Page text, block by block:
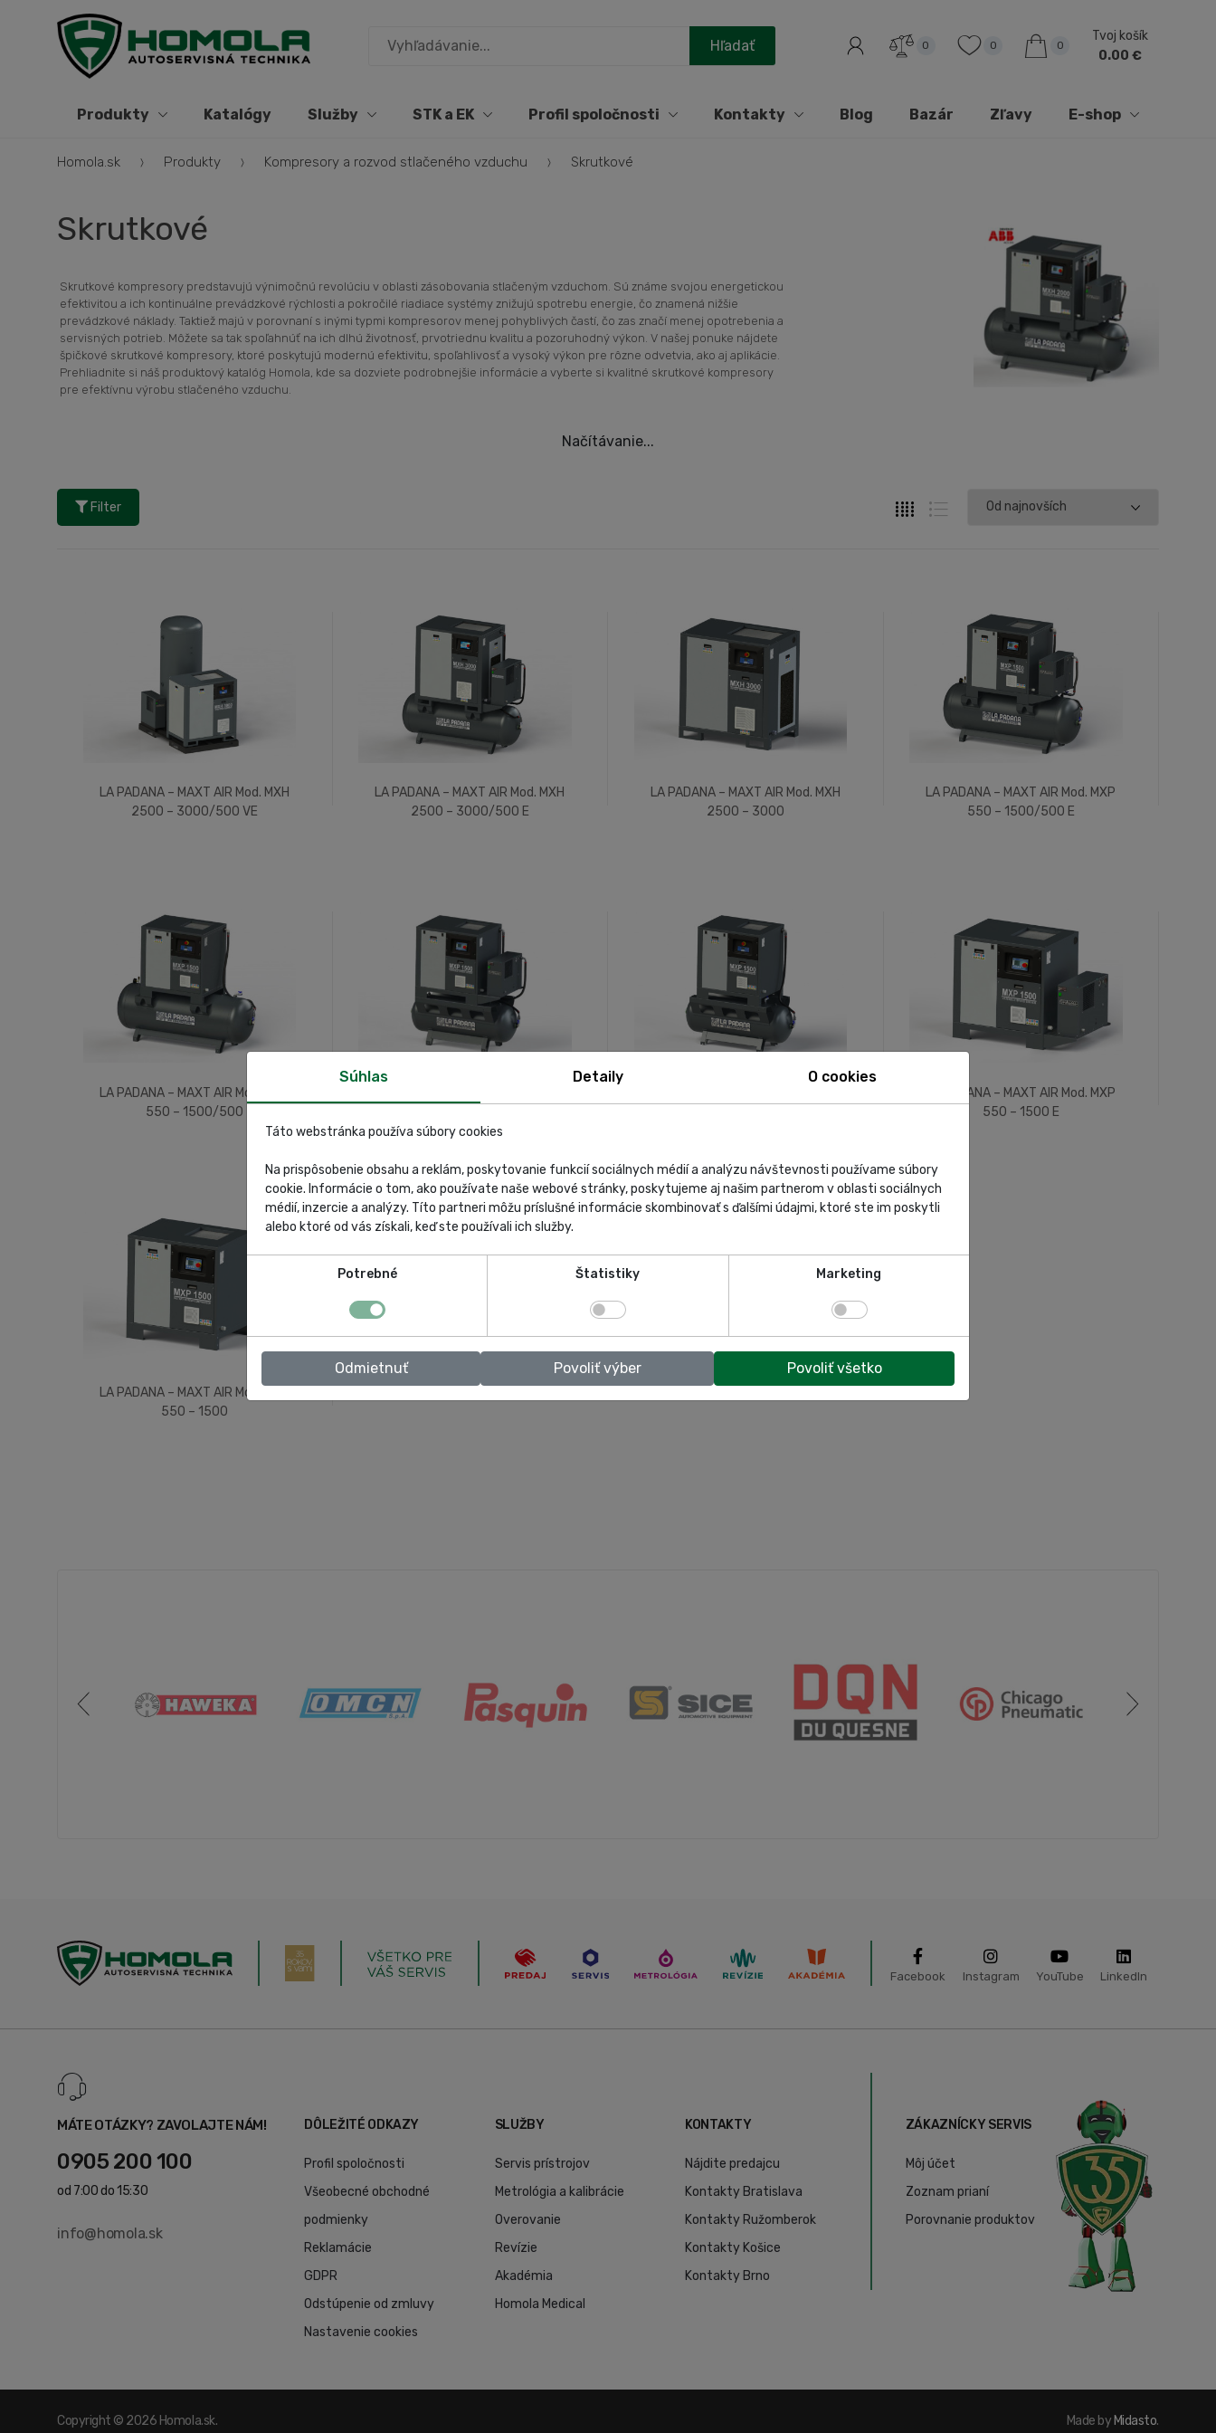
0 0 0
Tvoj košík
0.00 €
Produkty Katalógy Služby STK a EK Profil spoločnosti Kontakty Blog Bazár Zľavy E-shop
Homola.sk Produkty Kompresory a rozvod stlačeného vzduchu Skrutkové
Skrutkové
Skrutkové kompresory predstavujú výnimočnú revolúciu v oblasti zásobovania stlačeným vzduchom. Sú známe svojou energetickou
efektivitou a ich kontinuálne prevádzkové rýchlosti a pokročilé riadiace systémy znižujú spotrebu energie, čo znamená nižšie
prevádzkové náklady. Taktiež majú v porovnaní s inými typmi kompresorov menej pohyblivých častí, čo zas značí menej opotrebenia a
servisných potrieb. Môžete sa tak spoľahnúť na ich dlhú životnosť, prvotriednu kvalitu a pozoruhodný výkon. V našej ponuke nájdete
špičkové skrutkové kompresory, ktoré poskytujú modernú efektivitu, spoľahlivosť a vysoký výkon pre rôzne odvetvia, ako aj aplikácie.
Prehliadnite si náš produktový katalóg Homola, kde sa dozviete podrobnejšie informácie a vyberte si kvalitné skrutkové kompresory
pre efektívnu výrobu stlačeného vzduchu.
Načítávanie...
Filter
LA PADANA – MAXT AIR Mod. MXH
2500 – 3000/500 VE
LA PADANA – MAXT AIR Mod. MXH
2500 – 3000/500 E
LA PADANA – MAXT AIR Mod. MXH
2500 – 3000
LA PADANA – MAXT AIR Mod. MXP
550 – 1500/500 E
LA PADANA – MAXT AIR Mod. MXP
550 – 1500/500
LA PADANA – MAXT AIR Mod. MXP
550 – 1500 E
LA PADANA – MAXT AIR Mod. MXP
550 – 1500
Facebook Instagram YouTube LinkedIn
MÁTE OTÁZKY? ZAVOLAJTE NÁM!
0905 200 100
od 7:00 do 15:30
info@homola.sk
DÔLEŽITÉ ODKAZY
Profil spoločnosti
Všeobecné obchodné
podmienky
Reklamácie
GDPR
Odstúpenie od zmluvy
Nastavenie cookies
SLUŽBY
Servis prístrojov
Metrológia a kalibrácie
Overovanie
Revízie
Akadémia
Homola Medical
KONTAKTY
Nájdite predajcu
Kontakty Bratislava
Kontakty Ružomberok
Kontakty Košice
Kontakty Brno
ZÁKAZNÍCKY SERVIS
Môj účet
Zoznam prianí
Porovnanie produktov
Copyright © 2026 Homola.sk. Made by Midasto.
Súhlas Detaily O cookies
Táto webstránka používa súbory cookies
Na prispôsobenie obsahu a reklám, poskytovanie funkcií sociálnych médií a analýzu návštevnosti používame súbory
cookie. Informácie o tom, ako používate naše webové stránky, poskytujeme aj našim partnerom v oblasti sociálnych
médií, inzercie a analýzy. Títo partneri môžu príslušné informácie skombinovať s ďalšími údajmi, ktoré ste im poskytli
alebo ktoré od vás získali, keď ste používali ich služby.
Potrebné Štatistiky Marketing
Odmietnuť Povoliť výber Povoliť všetko